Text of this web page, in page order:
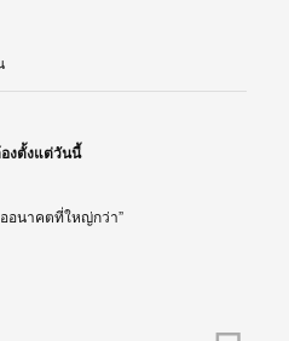
งตั้งแต่วันนี้
อนาคตที่ใหญ่กว่า”